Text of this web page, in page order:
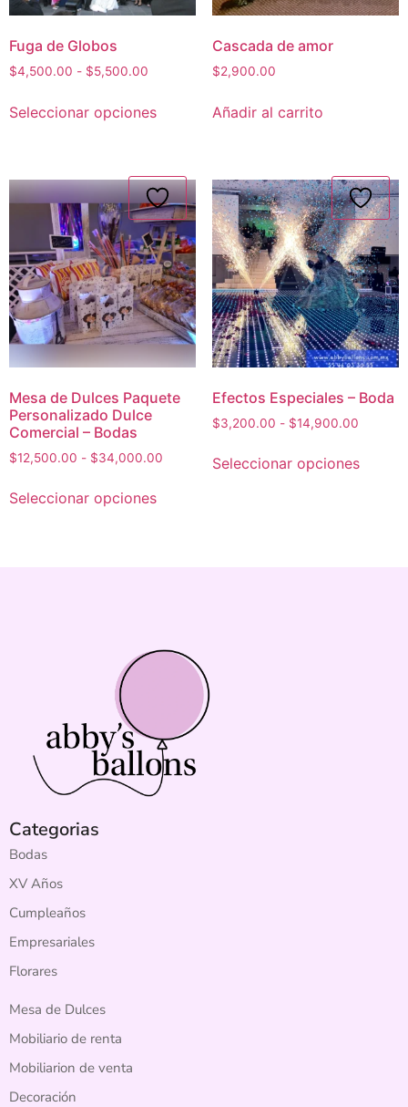
Fuga de Globos
$4,500.00 - $5,500.00
Seleccionar opciones
Cascada de amor
$2,900.00
Añadir al carrito
Mesa de Dulces Paquete
Personalizado Dulce
Comercial – Bodas
$12,500.00 - $34,000.00
Seleccionar opciones
Efectos Especiales – Boda
$3,200.00 - $14,900.00
Seleccionar opciones
Categorias
Bodas
XV Años
Cumpleaños
Empresariales
Florares
Mesa de Dulces
Mobiliario de renta
Mobiliarion de venta
Decoración